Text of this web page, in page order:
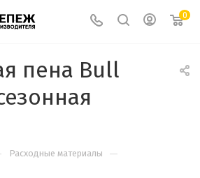
0
пена Bull
Расходные материалы —